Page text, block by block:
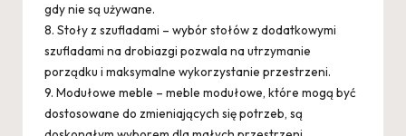
gdy nie są używane.
8. Stoły z szufladami – wybór stołów z dodatkowymi
szufladami na drobiazgi pozwala na utrzymanie
porządku i maksymalne wykorzystanie przestrzeni.
9. Modułowe meble – meble modułowe, które mogą być
dostosowane do zmieniających się potrzeb, są